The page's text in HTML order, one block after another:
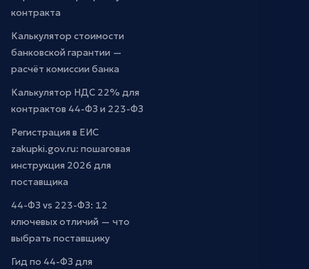
контракта
Калькулятор стоимости
банковской гарантии —
расчёт комиссии банка
Калькулятор НДС 22% для
контрактов 44-ФЗ и 223-ФЗ
Регистрация в ЕИС
zakupki.gov.ru: пошаговая
инструкция 2026 для
поставщика
44-ФЗ vs 223-ФЗ: 12
ключевых отличий — что
выбрать поставщику
Гид по 44-ФЗ для